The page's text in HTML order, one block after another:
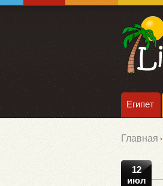
Египет
Главная
12
июл